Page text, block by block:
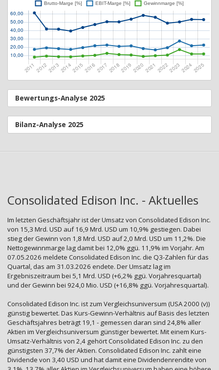
Bewertungs-Analyse 2025
Bilanz-Analyse 2025
Consolidated Edison Inc. - Aktuelles
Im letzten Geschäftsjahr ist der Umsatz von Consolidated Edison Inc.
von 15,3 Mrd. USD auf 16,9 Mrd. USD um 10,9% gestiegen. Dabei
stieg der Gewinn von 1,8 Mrd. USD auf 2,0 Mrd. USD um 11,2%. Die
Nettogewinnmarge lag damit bei 12,0% ggü. 11,9% im Vorjahr. Am
07.05.2026 meldete Consolidated Edison Inc. die Q3-Zahlen für das
Quartal, das am 31.03.2026 endete. Der Umsatz lag im
Ergebniszeitraum bei 5,1 Mrd. USD (+6,2% ggü. Vorjahresquartal)
und der Gewinn bei 924,0 Mio. USD (+16,8% ggü. Vorjahresquartal).
Consolidated Edison Inc. ist zum Vergleichsuniversum (USA 2000 (v))
günstig bewertet. Das Kurs-Gewinn-Verhältnis auf Basis des letzten
Geschäftsjahres beträgt 19,1 - gemessen daran sind 24,8% aller
Aktien im Vergleichsuniversum günstiger bewertet. Mit einem Kurs-
Umsatz-Verhältnis von 2,4 gehört Consolidated Edison Inc. zu den
günstigsten 37,7% der Aktien. Consolidated Edison Inc. zahlt eine
Dividende von 3,40 USD und hat damit eine Dividendenrendite von